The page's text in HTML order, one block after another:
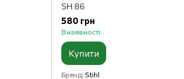
SH 86
580 грн
В наявності
Купити
Бренд Stihl